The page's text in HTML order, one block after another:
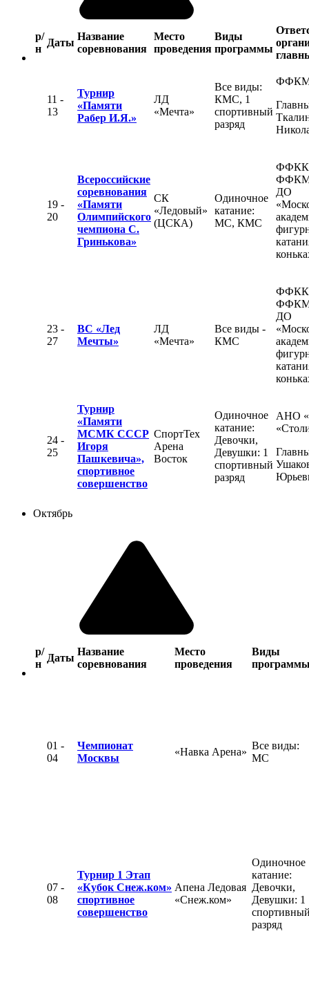
р/
н
Даты
Название
соревнования
Место
проведения
Виды
программы
11 -
13
Турнир
«Памяти
Рабер И.Я.»
ЛД
«Мечта»
Все виды:
КМС, 1
спортивный
разряд
19 -
20
Всероссийские
соревнования
«Памяти
Олимпийского
чемпиона С.
Гринькова»
СК
«Ледовый»
(ЦСКА)
Одиночное
катание:
МС, КМС
ДО
23 -
27
ВС «Лед
Мечты»
ЛД
«Мечта»
Все виды -
КМС
ДО
24 -
25
Турнир
«Памяти
МСМК СССР
Игоря
Пашкевича»,
спортивное
совершенство
СпортТех
Арена
Восток
Одиночное
катание:
Девочки,
Девушки: 1
спортивный
разряд
АНО
Октябрь
р/
н
Даты
Название
соревнования
Место
проведения
Виды
01 -
04
Чемпионат
Москвы
«Навка Арена»
Все виды:
МС
07 -
08
Турнир 1 Этап
«Кубок Снеж.ком»
спортивное
совершенство
Апена Ледовая
«Снеж.ком»
Одиночное
катание:
Девочки,
Девушки: 1
разряд